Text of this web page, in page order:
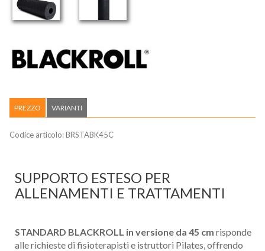
PREZZO VARIANTI
Codice articolo:BRSTABK45C
SUPPORTO ESTESO PER
ALLENAMENTI E TRATTAMENTI
STANDARD BLACKROLL in versione da 45 cm risponde
alle richieste di fisioterapisti e istruttori Pilates, offrendo